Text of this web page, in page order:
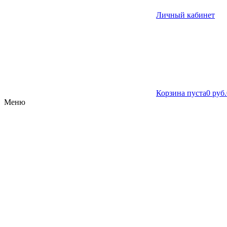
Личный кабинет
Корзина пуста0 руб.
Меню